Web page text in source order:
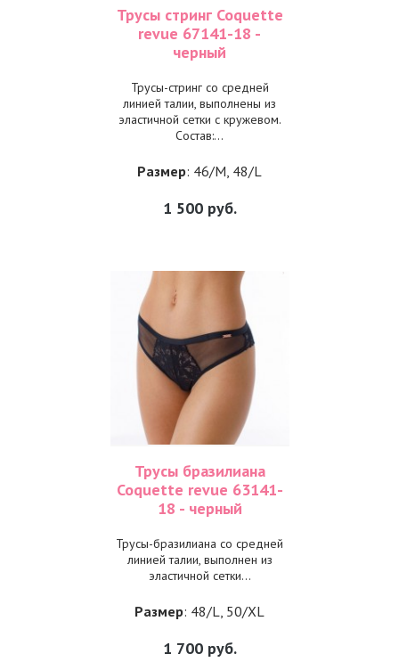
Трусы стринг Coquette
revue 67141-18 -
черный
Трусы-стринг со средней
линией талии, выполнены из
эластичной сетки с кружевом.
Состав:...
Размер: 46/M, 48/L
1 500руб.
Трусы бразилиана
Coquette revue 63141-
18 - черный
Трусы-бразилиана со средней
линией талии, выполнен из
эластичной сетки...
Размер: 48/L, 50/XL
1 700руб.